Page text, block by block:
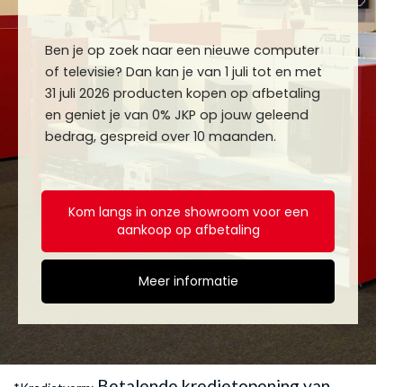
Ben je op zoek naar een nieuwe computer
of televisie? Dan kan je van 1 juli tot en met
31 juli 2026 producten kopen op afbetaling
en geniet je van 0% JKP op jouw geleend
bedrag, gespreid over 10 maanden.
Kom langs in onze showroom voor een
aankoop op afbetaling
Meer informatie